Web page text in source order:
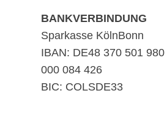
BANKVERBINDUNG
Sparkasse KölnBonn
IBAN: DE48 370 501 980
000 084 426
BIC: COLSDE33